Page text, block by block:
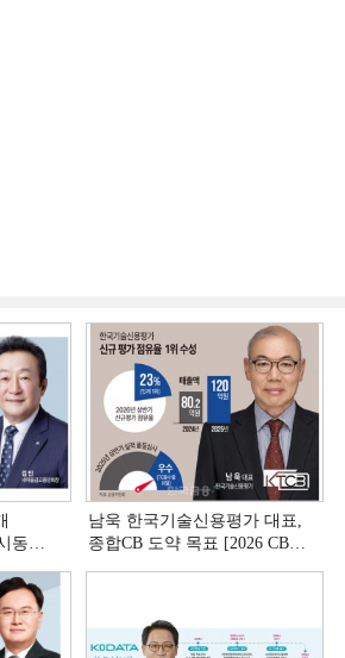
동
남욱 한국기술신용평가 대표,
종합CB 도약 목표 [2026 CB사